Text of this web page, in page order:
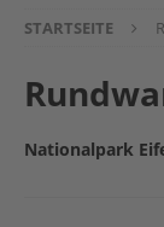
STARTSEITE
Nationalpark